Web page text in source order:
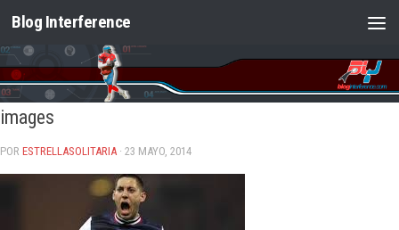
Saltar al contenido
Blog Interference
images
POR ESTRELLASOLITARIA · 23 MAYO, 2014